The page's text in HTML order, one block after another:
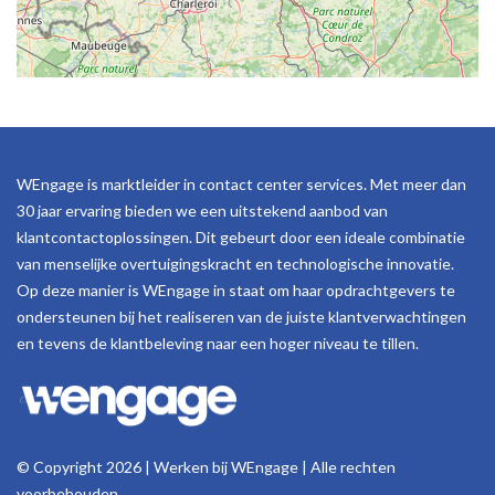
WEngage is marktleider in contact center services. Met meer dan
30 jaar ervaring bieden we een uitstekend aanbod van
klantcontactoplossingen. Dit gebeurt door een ideale combinatie
van menselijke overtuigingskracht en technologische innovatie.
Op deze manier is WEngage in staat om haar opdrachtgevers te
ondersteunen bij het realiseren van de juiste klantverwachtingen
en tevens de klantbeleving naar een hoger niveau te tillen.
© Copyright 2026 | Werken bij WEngage | Alle rechten